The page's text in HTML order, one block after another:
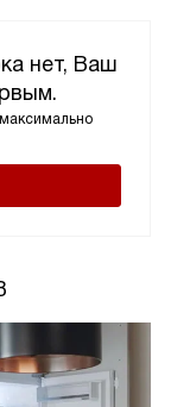
нет, Ваш
максимально